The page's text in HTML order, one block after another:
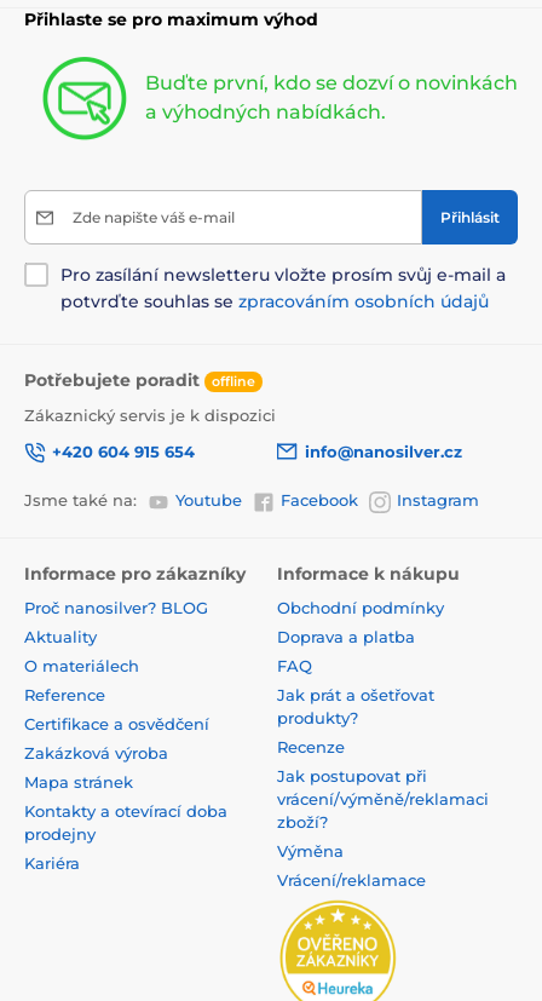
Přihlaste se pro maximum výhod
Buďte první, kdo se dozví o novinkách
a výhodných nabídkách.
Zde napište váš e-mail Přihlásit
Pro zasílání newsletteru vložte prosím svůj e-mail a
potvrďte souhlas se zpracováním osobních údajů
Potřebujete poradit offline
Zákaznický servis je k dispozici
+420 604 915 654
info@nanosilver.cz
Jsme také na: Youtube Facebook Instagram
Informace pro zákazníky
Proč nanosilver? BLOG
Aktuality
O materiálech
Reference
Certifikace a osvědčení
Zakázková výroba
Mapa stránek
Kontakty a otevírací doba
prodejny
Kariéra
Informace k nákupu
Obchodní podmínky
Doprava a platba
FAQ
Jak prát a ošetřovat
produkty?
Recenze
Jak postupovat při
vrácení/výměně/reklamaci
zboží?
Výměna
Vrácení/reklamace